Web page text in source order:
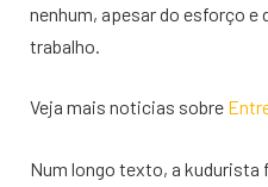
nenhum, apesar do esforço e
trabalho.
Veja mais noticias sobre
Num longo texto, a kudurista